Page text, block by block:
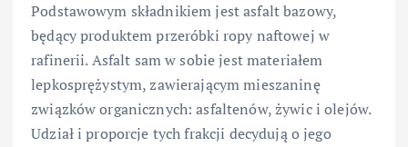
Podstawowym składnikiem jest asfalt bazowy,
będący produktem przeróbki ropy naftowej w
rafinerii. Asfalt sam w sobie jest materiałem
lepkosprężystym, zawierającym mieszaninę
związków organicznych: asfaltenów, żywic i olejów.
Udział i proporcje tych frakcji decydują o jego